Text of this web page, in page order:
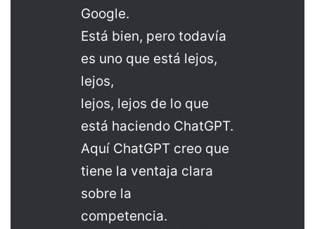
Google.
Está bien, pero todavía
es uno que está lejos,
lejos,
lejos, lejos de lo que
está haciendo ChatGPT.
Aquí ChatGPT creo que
tiene la ventaja clara
sobre la
competencia.